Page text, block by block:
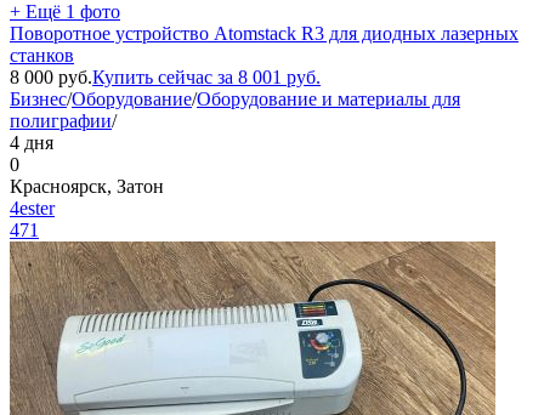
+ Ещё 1 фото
Поворотное устройство Atomstack R3 для диодных лазерных
станков
8 000 руб.Купить сейчас за 8 001 руб.
Бизнес/Оборудование/Оборудование и материалы для
полиграфии/
4 дня
0
Красноярск, Затон
4ester
471